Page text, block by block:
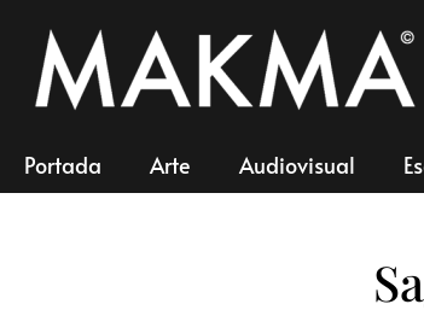
Portada Arte Audiovisual